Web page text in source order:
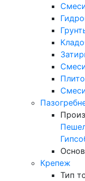
Крепеж
Тип